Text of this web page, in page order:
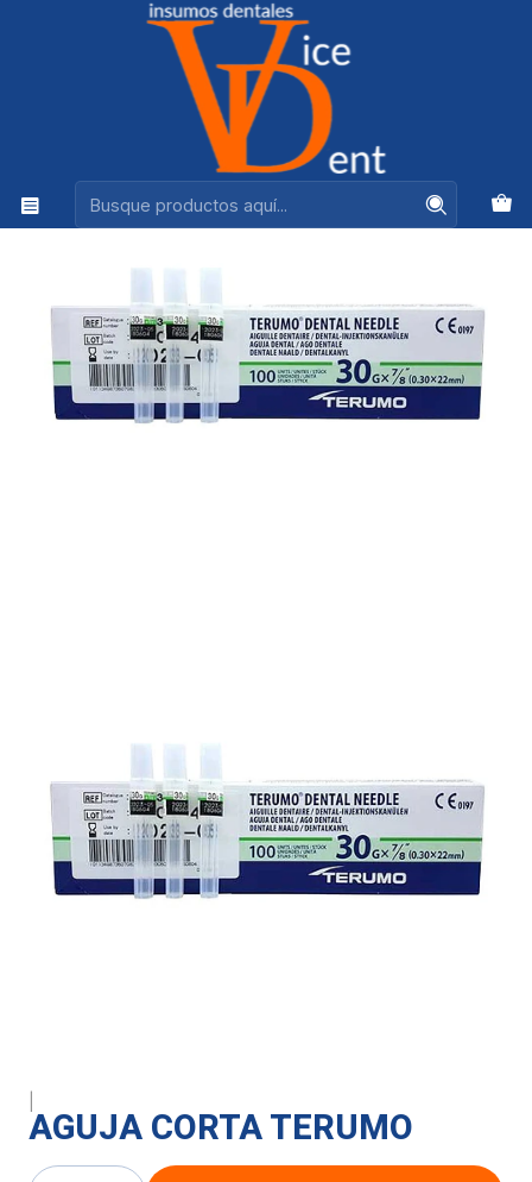
Ventas +56944575313
ANESTESICOS Y AGUJAS AGUJA CORTA TERUMO
AGUJA CORTA TERUMO